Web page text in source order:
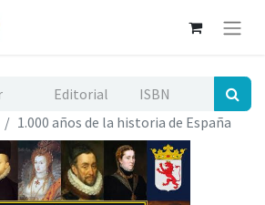
1.000 años de la historia de España